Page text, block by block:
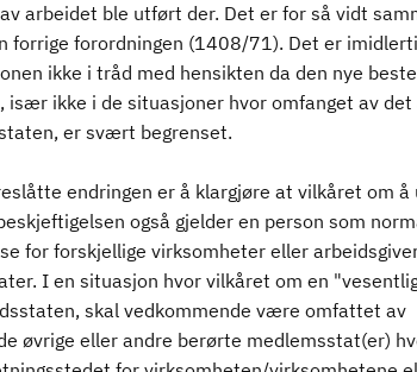
arbeidet ble utført der. Det er for så vidt
forrige forordningen (1408/71). Det er
ikke i tråd med hensikten da den nye
især ikke i de situasjoner hvor omfanget av det
er svært begrenset.
endringen er å klargjøre at vilkåret om å
også gjelder en person som
for forskjellige virksomheter eller
I en situasjon hvor vilkåret om en
skal vedkommende være omfattet av
øvrige eller andre berørte medlemsstat(er)